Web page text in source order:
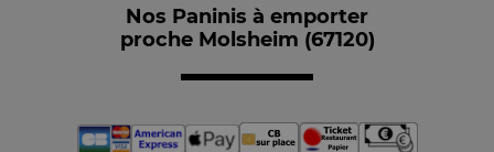
Nos Paninis à emporter
proche Molsheim (67120)